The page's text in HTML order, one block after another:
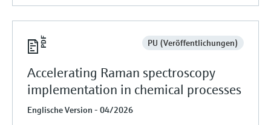
PU (Veröffentlichungen)
Accelerating Raman spectroscopy
implementation in chemical processes
Englische Version - 04/2026